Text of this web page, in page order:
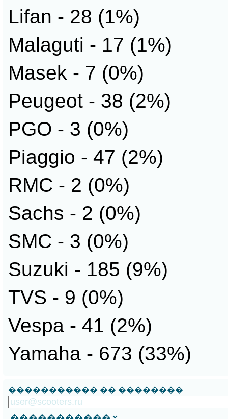
Lifan - 28 (1%)
Malaguti - 17 (1%)
Masek - 7 (0%)
Peugeot - 38 (2%)
PGO - 3 (0%)
Piaggio - 47 (2%)
RMC - 2 (0%)
Sachs - 2 (0%)
SMC - 3 (0%)
Suzuki - 185 (9%)
TVS - 9 (0%)
Vespa - 41 (2%)
Yamaha - 673 (33%)
����������� �� ��������